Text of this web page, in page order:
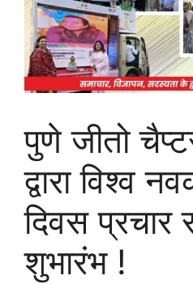
पुणे जीतो
द्वारा विश्व
दिवस प्रचार
शुभारंभ !